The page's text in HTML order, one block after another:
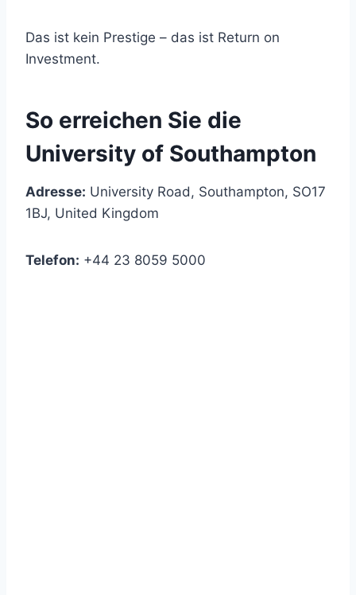
Das ist kein Prestige – das ist Return on
Investment.
So erreichen Sie die
University of Southampton
Adresse: University Road, Southampton, SO17
1BJ, United Kingdom
Telefon: +44 23 8059 5000